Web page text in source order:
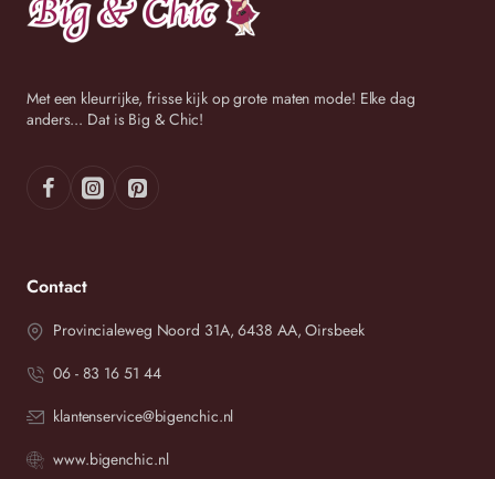
Met een kleurrijke, frisse kijk op grote maten mode! Elke dag
anders... Dat is Big & Chic!
Contact
Provincialeweg Noord 31A, 6438 AA, Oirsbeek
06 - 83 16 51 44
klantenservice@bigenchic.nl
www.bigenchic.nl